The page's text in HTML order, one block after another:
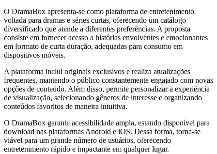
O DramaBox apresenta-se como plataforma de entretenimento
voltada para dramas e séries curtas, oferecendo um catálogo
diversificado que atende a diferentes preferências. A proposta
consiste em fornecer acesso a histórias envolventes e emocionantes
em formato de curta duração, adequadas para consumo em
dispositivos móveis.
A plataforma inclui originais exclusivos e realiza atualizações
frequentes, mantendo o público constantemente engajado com novas
opções de conteúdo. Além disso, permite personalizar a experiência
de visualização, selecionando gêneros de interesse e organizando
conteúdos favoritos de maneira intuitiva.
O DramaBox garante acessibilidade ampla, estando disponível para
download nas plataformas Android e iOS. Dessa forma, torna-se
viável para um grande número de usuários, oferecendo
entretenimento rápido e impactante em qualquer lugar.